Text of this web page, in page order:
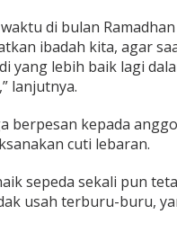
di bulan
ibadah kita, agar
yang lebih baik lagi
lanjutnya.
berpesan kepada
cuti lebaran.
sepeda sekali pun
usah terburu-buru,